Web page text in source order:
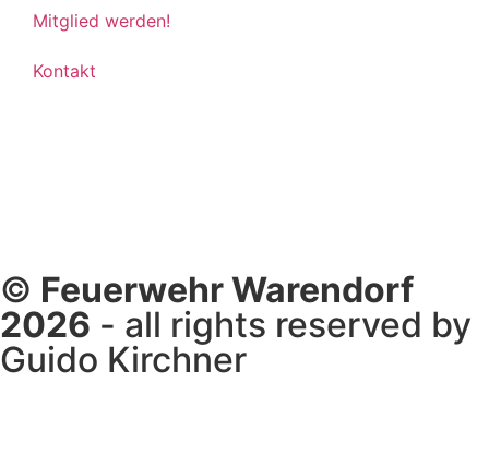
Mitglied werden!
Kontakt
© Feuerwehr Warendorf
2026 - all rights reserved by
Guido Kirchner